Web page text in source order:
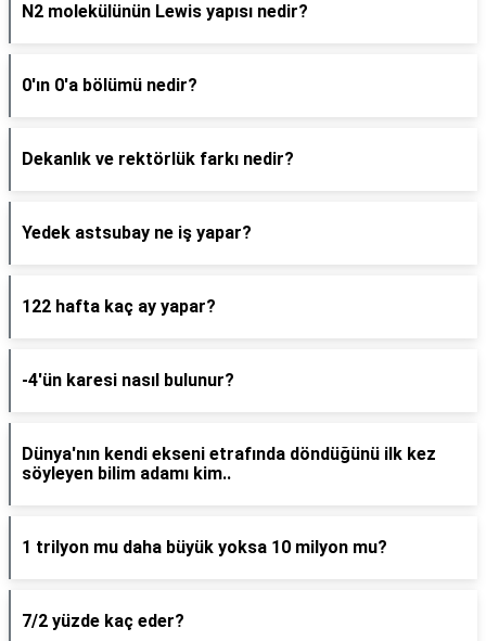
N2 molekülünün Lewis yapısı nedir?
0'ın 0'a bölümü nedir?
Dekanlık ve rektörlük farkı nedir?
Yedek astsubay ne iş yapar?
122 hafta kaç ay yapar?
-4'ün karesi nasıl bulunur?
Dünya'nın kendi ekseni etrafında döndüğünü ilk kez
söyleyen bilim adamı kim..
1 trilyon mu daha büyük yoksa 10 milyon mu?
7/2 yüzde kaç eder?